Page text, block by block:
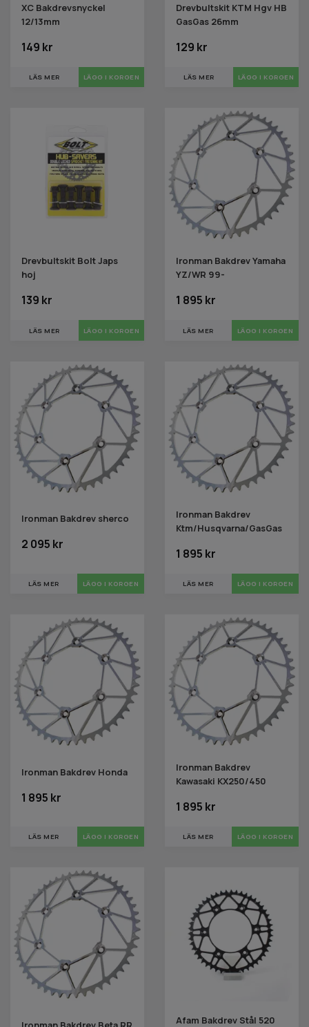
XC Bakdrevsnyckel
12/13mm
149 kr
LÄS MER
Drevbultskit KTM Hgv HB
GasGas 26mm
129 kr
LÄS MER
Drevbultskit Bolt Japs
hoj
139 kr
LÄS MER
Ironman Bakdrev Yamaha
YZ/WR 99-
1 895 kr
LÄS MER LÄGG I KORGEN
Ironman Bakdrev sherco
2 095 kr
LÄS MER LÄGG I KORGEN
Ironman Bakdrev
Ktm/Husqvarna/GasGas
1 895 kr
LÄS MER LÄGG I KORGEN
Ironman Bakdrev Honda
1 895 kr
LÄS MER LÄGG I KORGEN
Ironman Bakdrev
Kawasaki KX250/450
1 895 kr
LÄS MER LÄGG I KORGEN
Afam Bakdrev Stål 520